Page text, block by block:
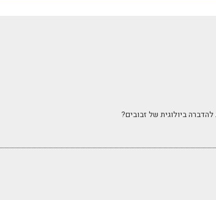
ביולוגית של זבובים?